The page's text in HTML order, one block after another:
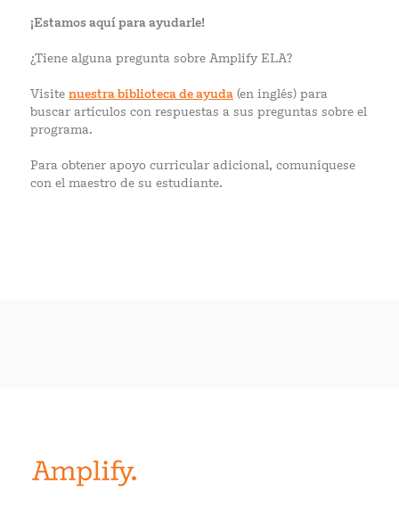
¡Estamos aquí para ayudarle!
¿Tiene alguna pregunta sobre Amplify ELA?
Visite nuestra biblioteca de ayuda (en inglés) para
buscar artículos con respuestas a sus preguntas sobre el
programa.
Para obtener apoyo curricular adicional, comuníquese
con el maestro de su estudiante.